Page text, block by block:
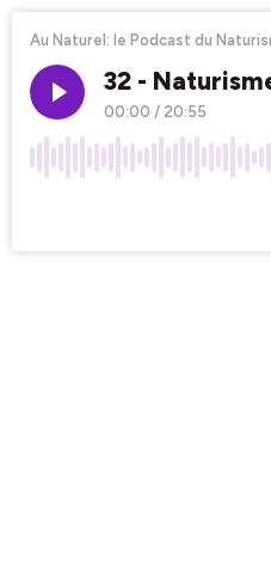
Au Naturel: le Podcast du
32 -
00:00 / 20:55